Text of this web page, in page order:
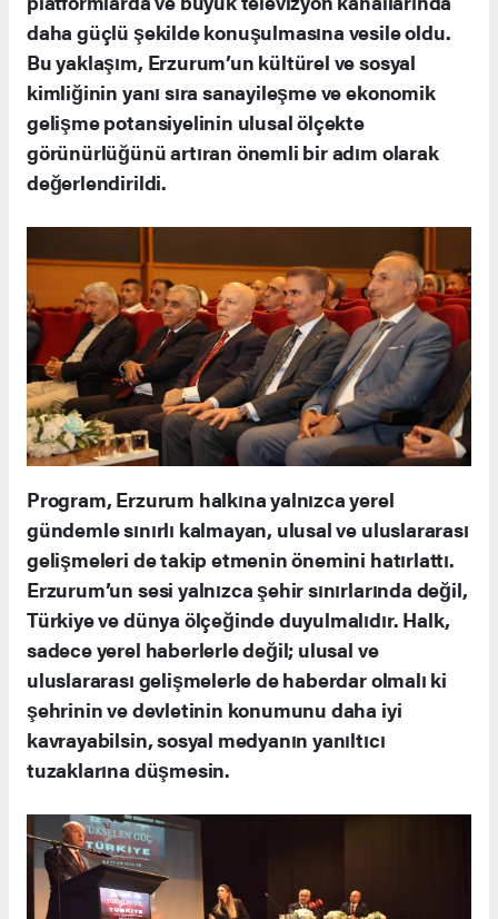
daha güçlü şekilde konuşulmasına vesile oldu.
Bu yaklaşım, Erzurum’un kültürel ve sosyal
kimliğinin yanı sıra sanayileşme ve ekonomik
gelişme potansiyelinin ulusal ölçekte
görünürlüğünü artıran önemli bir adım olarak
değerlendirildi.
Program, Erzurum halkına yalnızca yerel
gündemle sınırlı kalmayan, ulusal ve uluslararası
gelişmeleri de takip etmenin önemini hatırlattı.
Erzurum’un sesi yalnızca şehir sınırlarında değil,
Türkiye ve dünya ölçeğinde duyulmalıdır. Halk,
sadece yerel haberlerle değil; ulusal ve
uluslararası gelişmelerle de haberdar olmalı ki
şehrinin ve devletinin konumunu daha iyi
kavrayabilsin, sosyal medyanın yanıltıcı
tuzaklarına düşmesin.